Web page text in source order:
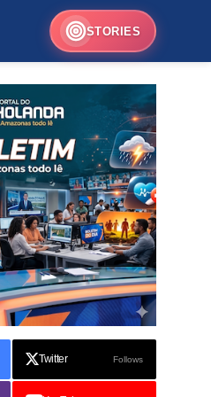
STORIES
Twitter Follows